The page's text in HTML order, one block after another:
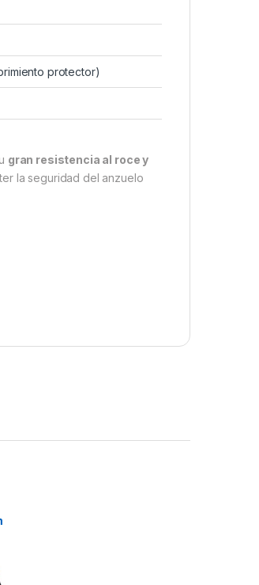
protector)
gran resistencia al roce y
la seguridad del anzuelo